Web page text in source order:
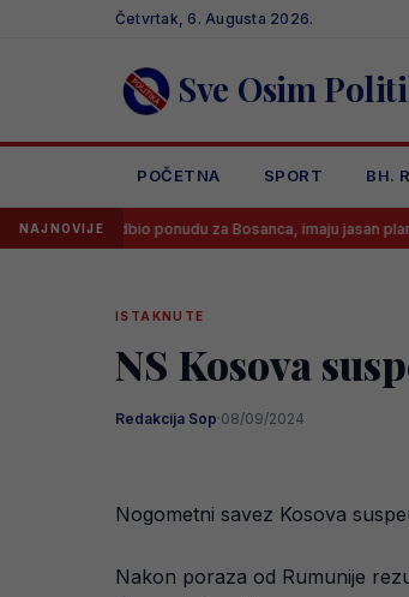
Četvrtak, 6. Augusta 2026.
Sve Osim
POČETNA SPORT BH.
NAJNOVIJE
odbio ponudu za Bosanca, imaju jasan plan!
ISTAKNUTE
NS Kosova
Redakcija Sop·08/09/2024
Nogometni savez Kosova
Nakon poraza od Rumunije